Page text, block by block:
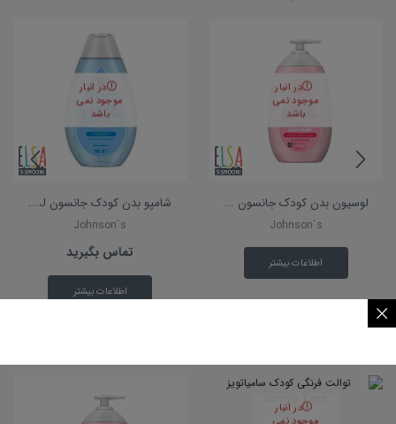
در انبار
موجود نمی
باشد
لوسیون بدن کودک جانسون ...
Johnson`s
اطلاعات بیشتر
در انبار
موجود نمی
باشد
شامپو بدن کودک جانسون J...
Johnson`s
تماس بگیرید
اطلاعات بیشتر
در انبار